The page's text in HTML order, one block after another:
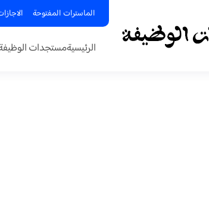
الماسترات المفتوحة
الرئيسيةمستجدات